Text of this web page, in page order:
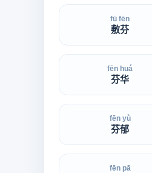
fū fēn
敷芬
fēn huá
芬华
fēn yù
芬郁
fēn pā